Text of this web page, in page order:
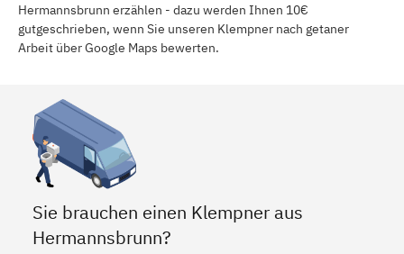
Hermannsbrunn erzählen - dazu werden Ihnen 10€
gutgeschrieben, wenn Sie unseren Klempner nach getaner
Arbeit über Google Maps bewerten.
Sie brauchen einen Klempner aus
Hermannsbrunn?